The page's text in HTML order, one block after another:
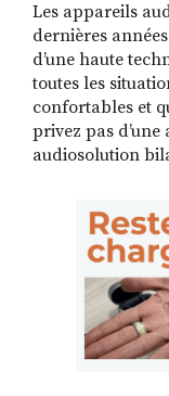
Les appareils
dernières
d’une haute
toutes les
confortables et
privez pas
audiosolution